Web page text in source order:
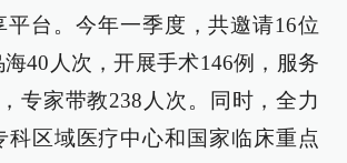
平台。今年一季度，共邀请16位
40人次，开展手术146例，服务
专家带教238人次。同时，全力
科区域医疗中心和国家临床重点